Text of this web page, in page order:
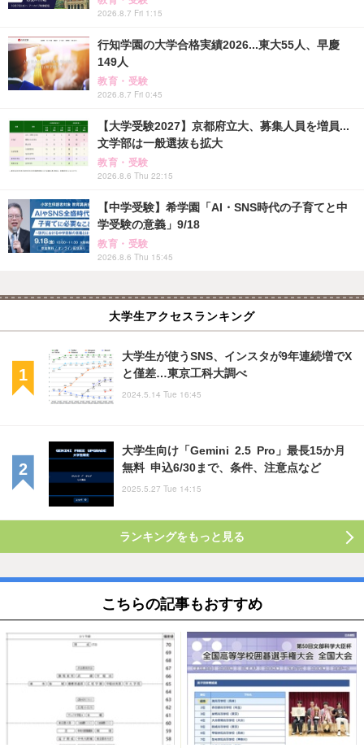
2026.8.7 Fri 1:15
行知学園の大学合格実績2026...東大55人、早慶
149人
教育・受験
2026.8.7 Fri 0:45
【大学受験2027】京都府立大、募集人員を増員...
文学部は一般選抜も拡大
教育・受験
2026.8.6 Thu 22:15
【中学受験】希学園「AI・SNS時代の子育てと中
学受験の意義」9/18
教育・受験
2026.8.6 Thu 15:45
大学生アクセスランキング
大学生が使うSNS、インスタが9年連続増でX
と僅差…東京工科大調べ
2024.5.14 Tue 16:45
大学生向け「Gemini 2.5 Pro」最長15か月
無料 申込6/30まで、条件、注意点など
2025.5.27 Tue 14:15
ランキングをもっと見る
こちらの記事もおすすめ